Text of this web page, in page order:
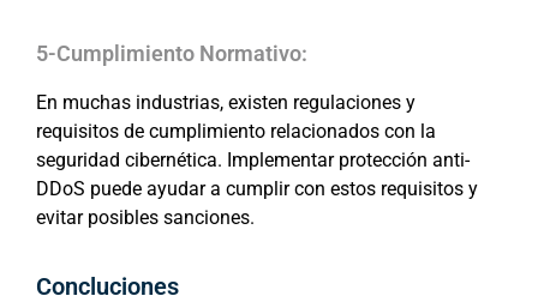
5-Cumplimiento Normativo:
En muchas industrias, existen regulaciones y
requisitos de cumplimiento relacionados con la
seguridad cibernética. Implementar protección anti-
DDoS puede ayudar a cumplir con estos requisitos y
evitar posibles sanciones.
Concluciones